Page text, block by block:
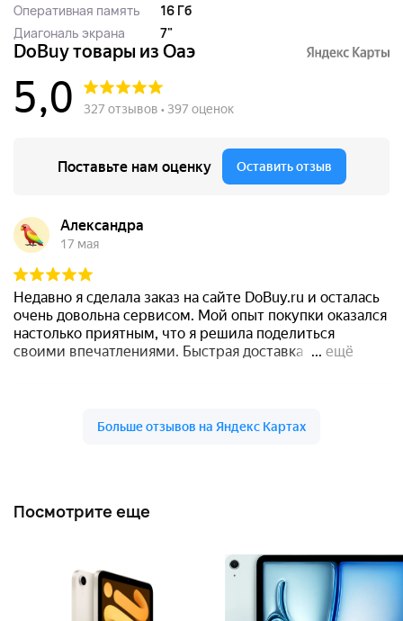
Оперативная память
16 Гб
Диагональ экрана
7"
Посмотрите еще